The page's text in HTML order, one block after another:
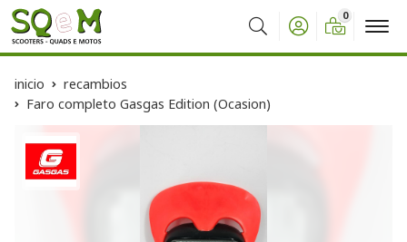
Buscar
0
inicio
recambios
Faro completo Gasgas Edition (Ocasion)